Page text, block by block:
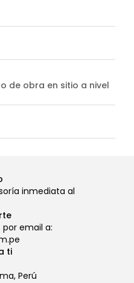
de obra en sitio a nivel
inmediata al
email a:
ti
Perú